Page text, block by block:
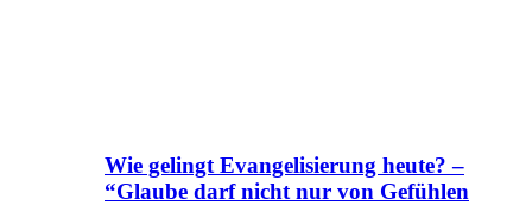
Wie gelingt Evangelisierung heute? –
“Glaube darf nicht nur von Gefühlen